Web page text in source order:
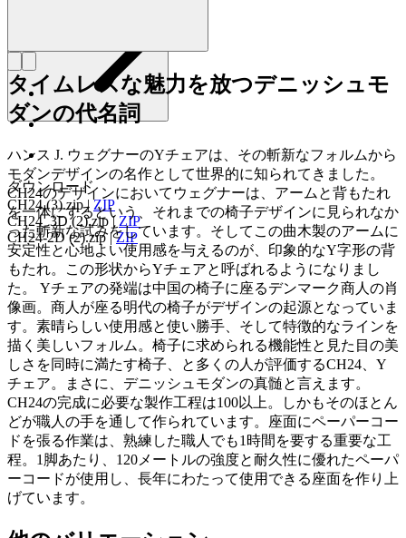
ダウンロード
CH24 (3).zip|ZIP
CH24_3D (2).zip| ZIP
CH24-2D (2).zip|ZIP
タイムレスな魅力を放つデニッシュモ
ダンの代名詞
ハンス J. ウェグナーのYチェアは、その斬新なフォルムから
モダンデザインの名作として世界的に知られてきました。
CH24のデザインにおいてウェグナーは、アームと背もたれ
を一体にするという、それまでの椅子デザインに見られなか
った斬新な試みをしています。そしてこの曲木製のアームに
安定性と心地よい使用感を与えるのが、印象的なY字形の背
もたれ。この形状からYチェアと呼ばれるようになりまし
た。 Yチェアの発端は中国の椅子に座るデンマーク商人の肖
像画。商人が座る明代の椅子がデザインの起源となっていま
す。素晴らしい使用感と使い勝手、そして特徴的なラインを
描く美しいフォルム。椅子に求められる機能性と見た目の美
しさを同時に満たす椅子、と多くの人が評価するCH24、Y
チェア。まさに、デニッシュモダンの真髄と言えます。
CH24の完成に必要な製作工程は100以上。しかもそのほとん
どが職人の手を通して作られています。座面にペーパーコー
ドを張る作業は、熟練した職人でも1時間を要する重要な工
程。1脚あたり、120メートルの強度と耐久性に優れたペーパ
ーコードが使用し、長年にわたって使用できる座面を作り上
げています。